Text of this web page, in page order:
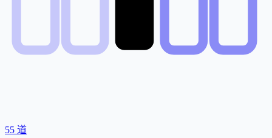
55 道